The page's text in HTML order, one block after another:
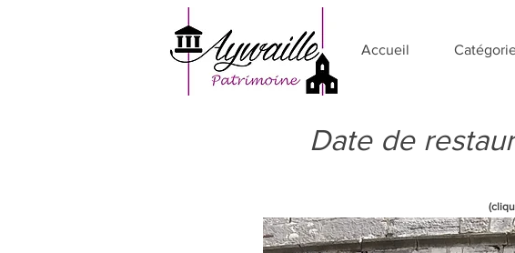
Accueil
Date de